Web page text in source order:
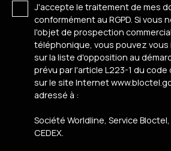
J'accepte le traitement de mes
conformément au RGPD. Si vous
l'objet de prospection
téléphonique, vous pouvez
sur la liste d'opposition au
prévu par l'article L223-1 du code
sur le site Internet
adressé à :
Société Worldline, Service Bloctel,
CEDEX.